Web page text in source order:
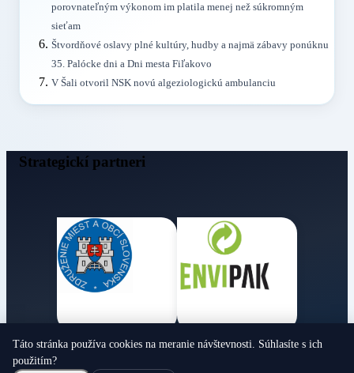
porovnateľným výkonom im platila menej než súkromným
sieťam
Štvordňové oslavy plné kultúry, hudby a najmä zábavy ponúknu
35. Palócke dni a Dni mesta Fiľakovo
V Šali otvoril NSK novú algeziologickú ambulanciu
Strategickí partneri
Obecné noviny
Táto stránka používa cookies na meranie návštevnosti. Súhlasíte s ich
použitím?